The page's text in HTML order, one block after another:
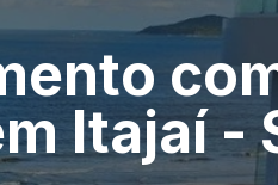
Itajaí -